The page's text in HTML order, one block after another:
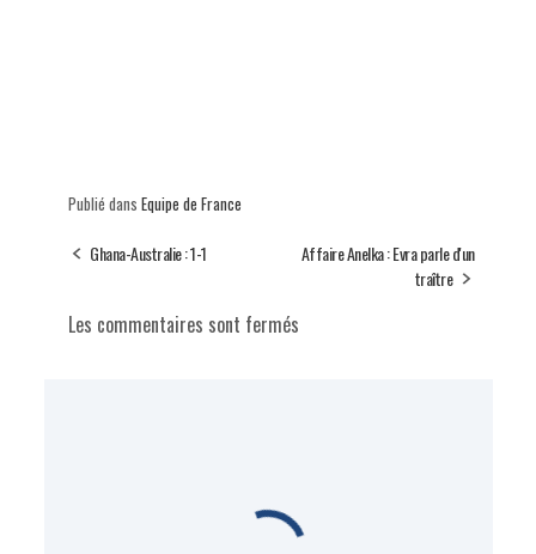
Publié dans Equipe de France
Ghana-Australie : 1-1
Affaire Anelka : Evra parle d'un
traître
Les commentaires sont fermés